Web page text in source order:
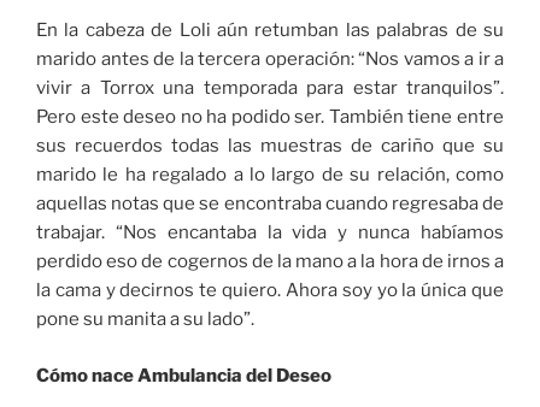
En la cabeza de Loli aún retumban las palabras de su
marido antes de la tercera operación: “Nos vamos a ir a
vivir a Torrox una temporada para estar tranquilos”.
Pero este deseo no ha podido ser. También tiene entre
sus recuerdos todas las muestras de cariño que su
marido le ha regalado a lo largo de su relación, como
aquellas notas que se encontraba cuando regresaba de
trabajar. “Nos encantaba la vida y nunca habíamos
perdido eso de cogernos de la mano a la hora de irnos a
la cama y decirnos te quiero. Ahora soy yo la única que
pone su manita a su lado”.
Cómo nace Ambulancia del Deseo